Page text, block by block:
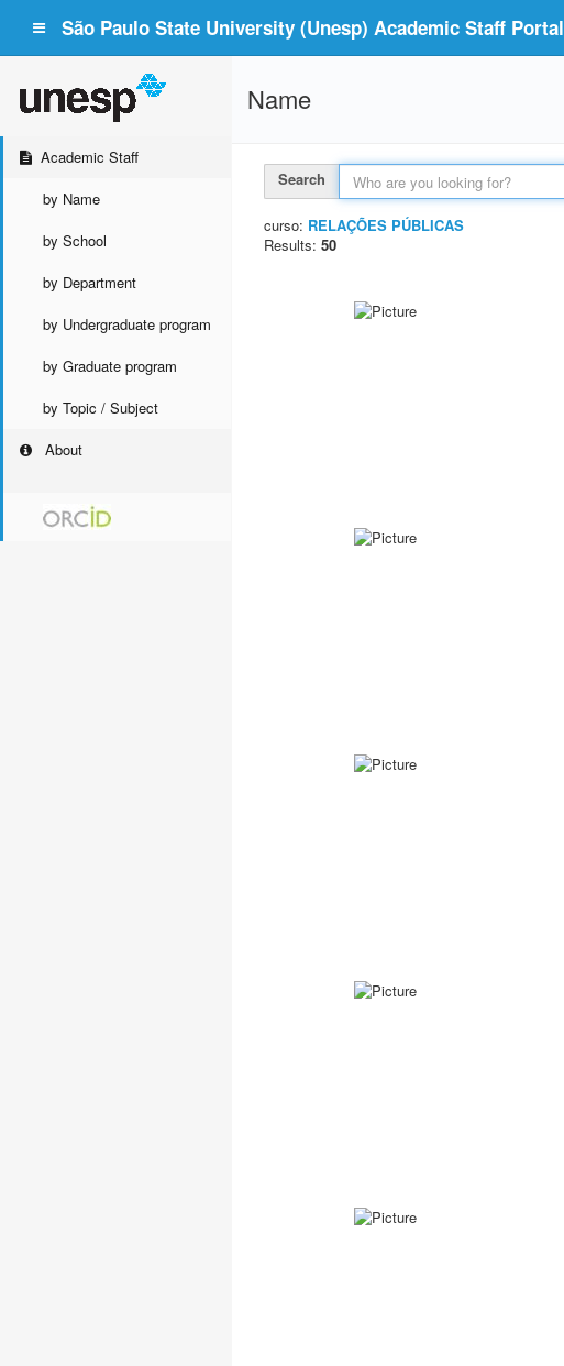
São Paulo State University (Unesp) Academic Staff Portal
Academic Staff
by Name
by School
by Department
by Undergraduate program
by Graduate program
by Topic / Subject
About
Name
Search
curso: RELAÇÕES PÚBLICAS
Results: 50